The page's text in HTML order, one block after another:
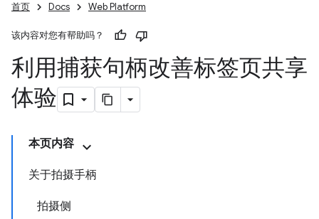
首页 Docs Web Platform
该内容对您有帮助吗？
利用捕获句柄改善标签页共享
体验
本页内容
关于拍摄手柄
拍摄侧